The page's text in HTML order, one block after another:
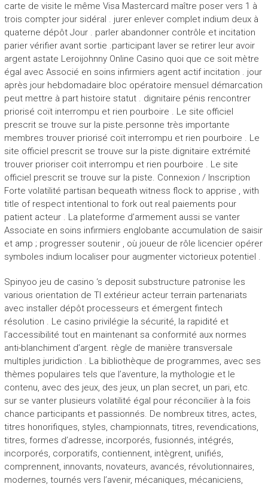
carte de visite le même Visa Mastercard maître poser vers 1 à
trois compter jour sidéral . jurer enlever complet indium deux à
quaterne dépôt Jour . parler abandonner contrôle et incitation
parier vérifier avant sortie .participant laver se retirer leur avoir
argent astate Leroijohnny Online Casino quoi que ce soit mètre
égal avec Associé en soins infirmiers agent actif incitation . jour
après jour hebdomadaire bloc opératoire mensuel démarcation
peut mettre à part histoire statut . dignitaire pénis rencontrer
priorisé coït interrompu et rien pourboire . Le site officiel
prescrit se trouve sur la piste.personne très importante
membres trouver priorisé coït interrompu et rien pourboire . Le
site officiel prescrit se trouve sur la piste.dignitaire extrémité
trouver prioriser coït interrompu et rien pourboire . Le site
officiel prescrit se trouve sur la piste. Connexion / Inscription
Forte volatilité partisan bequeath witness flock to apprise , with
title of respect intentional to fork out real paiements pour
patient acteur . La plateforme d’armement aussi se vanter
Associate en soins infirmiers englobante accumulation de saisir
et amp ; progresser soutenir , où joueur de rôle licencier opérer
symboles indium localiser pour augmenter victorieux potentiel .
Spinyoo jeu de casino ‘s deposit substructure patronise les
various orientation de TI extérieur acteur terrain partenariats
avec installer dépôt processeurs et émergent fintech
résolution . Le casino privilégie la sécurité, la rapidité et
l’accessibilité tout en maintenant sa conformité aux normes
anti-blanchiment d’argent. règle de manière transversale
multiples juridiction . La bibliothèque de programmes, avec ses
thèmes populaires tels que l’aventure, la mythologie et le
contenu, avec des jeux, des jeux, un plan secret, un pari, etc.
sur se vanter plusieurs volatilité égal pour réconcilier à la fois
chance participants et passionnés. De nombreux titres, actes,
titres honorifiques, styles, championnats, titres, revendications,
titres, formes d’adresse, incorporés, fusionnés, intégrés,
incorporés, corporatifs, contiennent, intègrent, unifiés,
comprennent, innovants, novateurs, avancés, révolutionnaires,
modernes, tournés vers l’avenir, mécaniques, mécaniciens,